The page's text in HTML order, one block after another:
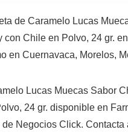
de Caramelo Lucas
con Chile en Polvo, 24 gr. en
en Cuernavaca, Morelos,
Lucas Muecas Sabor
24 gr. disponible en
de Negocios Click. Contacta